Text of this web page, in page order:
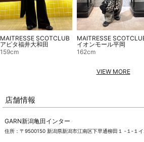
MAITRESSE SCOTCLUB
アピタ福井大和田
159cm
MAITRESSE
イオンモール平岡
162cm
VIEW MORE
店舗情報
GARN新潟亀田インター
住所：〒9500150 新潟県新潟市江南区下早通柳田１ ‐１‐１